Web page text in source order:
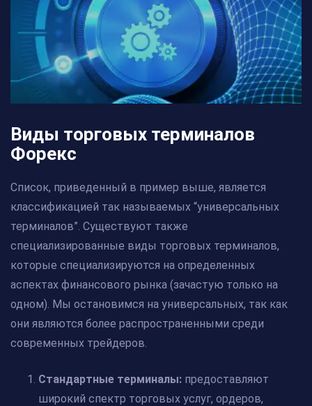
Виды торговых терминалов
Форекс
Список, приведенный в пример выше, является
классификацией так называемых “универсальных
терминалов”. Существуют также
специализированные виды торговых терминалов,
которые специализируются на определенных
аспектах финансового рынка (зачастую только на
одном). Мы остановимся на универсальных, так как
они являются более распространенными среди
современных трейдеров.
Стандартные терминалы: предоставляют
широкий спектр торговых услуг, ордеров,